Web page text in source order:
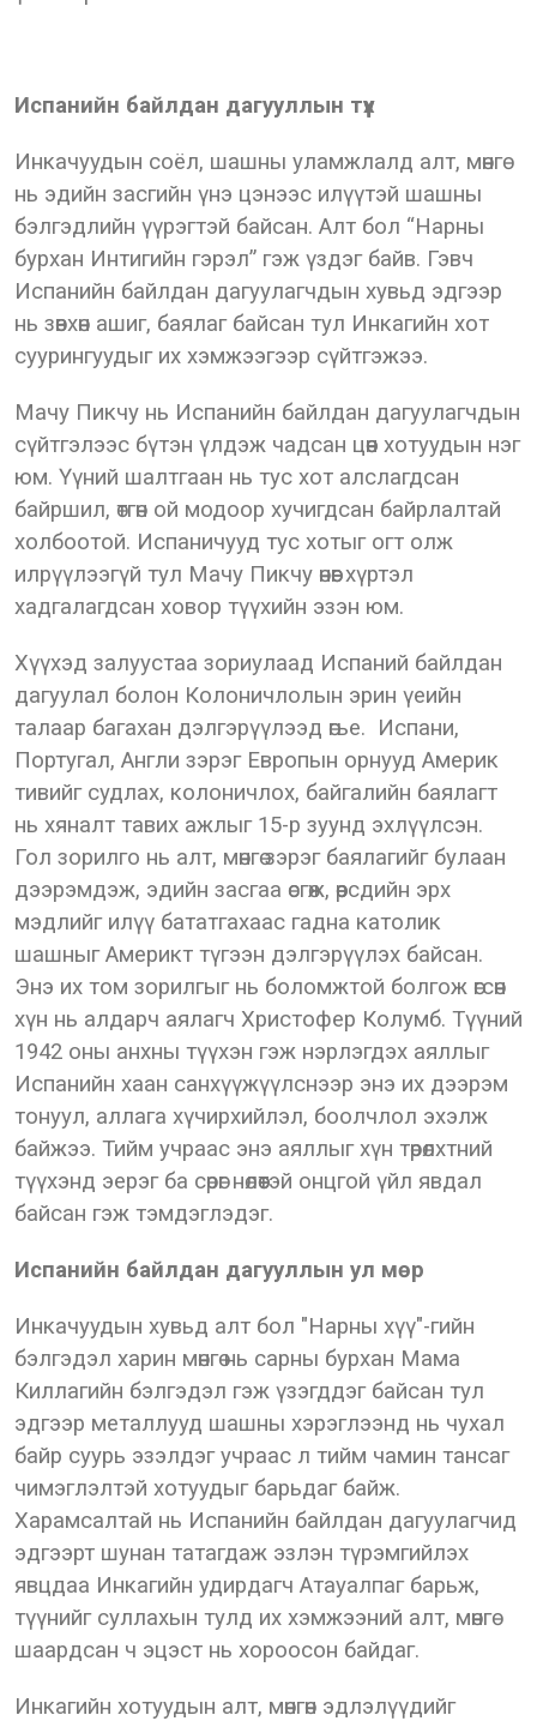
Испанийн байлдан дагууллын түүх
Инкачуудын соёл, шашны уламжлалд алт, мөнгө
нь эдийн засгийн үнэ цэнээс илүүтэй шашны
бэлгэдлийн үүрэгтэй байсан. Алт бол “Нарны
бурхан Интигийн гэрэл” гэж үздэг байв. Гэвч
Испанийн байлдан дагуулагчдын хувьд эдгээр
нь зөвхөн ашиг, баялаг байсан тул Инкагийн хот
суурингуудыг их хэмжээгээр сүйтгэжээ.
Мачу Пикчу нь Испанийн байлдан дагуулагчдын
сүйтгэлээс бүтэн үлдэж чадсан цөөн хотуудын нэг
юм. Үүний шалтгаан нь тус хот алслагдсан
байршил, өтгөн ой модоор хучигдсан байрлалтай
холбоотой. Испаничууд тус хотыг огт олж
илрүүлээгүй тул Мачу Пикчу өнөөг хүртэл
хадгалагдсан ховор түүхийн эзэн юм.
Хүүхэд залуустаа зориулаад Испаний байлдан
дагуулал болон Колоничлолын эрин үеийн
талаар багахан дэлгэрүүлээд өгье. Испани,
Португал, Англи зэрэг Европын орнууд Америк
тивийг судлах, колоничлох, байгалийн баялагт
нь хяналт тавих ажлыг 15-р зуунд эхлүүлсэн.
Гол зорилго нь алт, мөнгө зэрэг баялагийг булаан
дээрэмдэж, эдийн засгаа өсгөж, өөрсдийн эрх
мэдлийг илүү бататгахаас гадна католик
шашныг Америкт түгээн дэлгэрүүлэх байсан.
Энэ их том зорилгыг нь боломжтой болгож өгсөн
хүн нь алдарч аялагч Христофер Колумб. Түүний
1942 оны анхны түүхэн гэж нэрлэгдэх аяллыг
Испанийн хаан санхүүжүүлснээр энэ их дээрэм
тонуул, аллага хүчирхийлэл, боолчлол эхэлж
байжээ. Тийм учраас энэ аяллыг хүн төрөлхтний
түүхэнд эерэг ба сөрөг нөлөөтэй онцгой үйл явдал
байсан гэж тэмдэглэдэг.
Испанийн байлдан дагууллын ул мөр
Инкачуудын хувьд алт бол "Нарны хүү"-гийн
бэлгэдэл харин мөнгө нь сарны бурхан Мама
Киллагийн бэлгэдэл гэж үзэгддэг байсан тул
эдгээр металлууд шашны хэрэглээнд нь чухал
байр суурь эзэлдэг учраас л тийм чамин тансаг
чимэглэлтэй хотуудыг барьдаг байж.
Харамсалтай нь Испанийн байлдан дагуулагчид
эдгээрт шунан татагдаж эзлэн түрэмгийлэх
явцдаа Инкагийн удирдагч Атауалпаг барьж,
түүнийг суллахын тулд их хэмжээний алт, мөнгө
шаардсан ч эцэст нь хороосон байдаг.
Инкагийн хотуудын алт, мөнгөн эдлэлүүдийг